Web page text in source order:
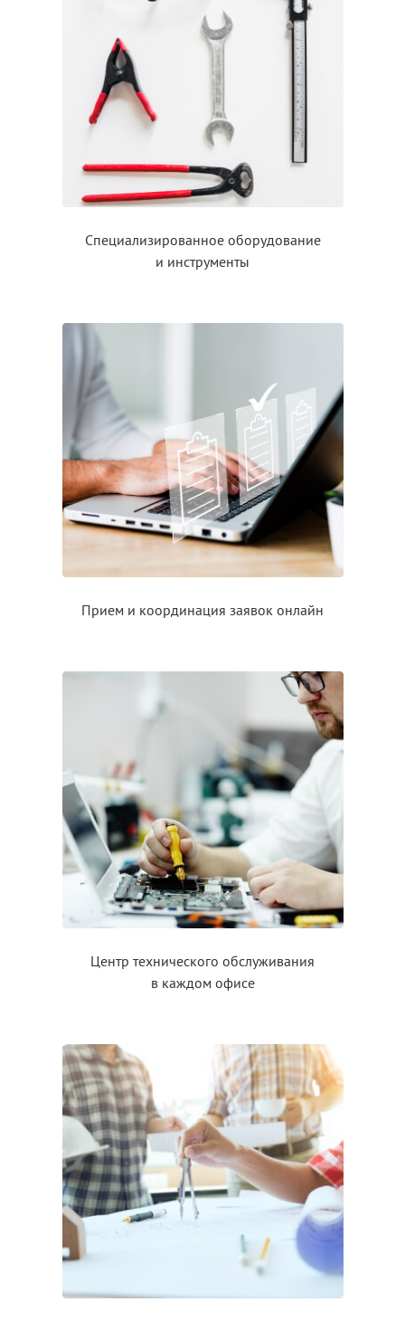
Специализированное оборудование
и инструменты
Прием и координация заявок онлайн
Центр технического обслуживания
в каждом офисе